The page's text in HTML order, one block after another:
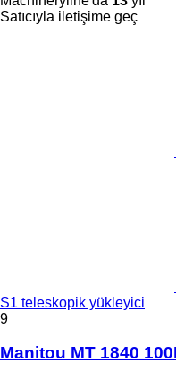
Satıcıyla iletişime geç
S1 teleskopik yükleyici
9
Manitou MT 1840